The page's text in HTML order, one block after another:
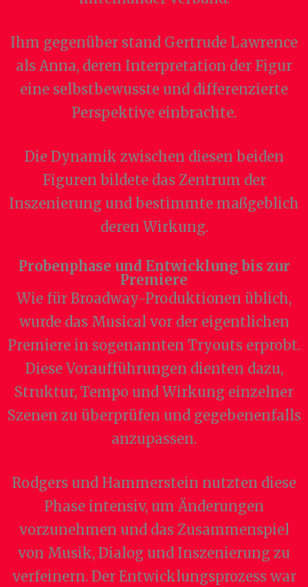
Ihm gegenüber stand Gertrude Lawrence
als Anna, deren Interpretation der Figur
eine selbstbewusste und differenzierte
Perspektive einbrachte.
Die Dynamik zwischen diesen beiden
Figuren bildete das Zentrum der
Inszenierung und bestimmte maßgeblich
deren Wirkung.
Probenphase und Entwicklung bis zur
Premiere
Wie für Broadway-Produktionen üblich,
wurde das Musical vor der eigentlichen
Premiere in sogenannten Tryouts erprobt.
Diese Voraufführungen dienten dazu,
Struktur, Tempo und Wirkung einzelner
Szenen zu überprüfen und gegebenenfalls
anzupassen.
Rodgers und Hammerstein nutzten diese
Phase intensiv, um Änderungen
vorzunehmen und das Zusammenspiel
von Musik, Dialog und Inszenierung zu
verfeinern. Der Entwicklungsprozess war